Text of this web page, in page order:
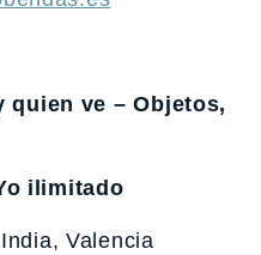
ve – Objetos,
ilimitado
Valencia